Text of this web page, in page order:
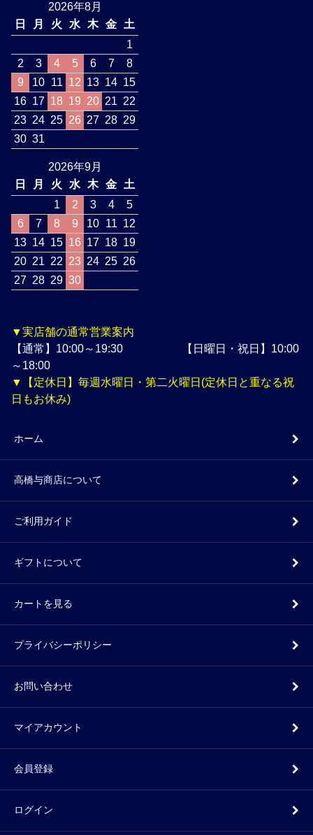
2026年8月
日
月 火 水 木 金
土
1
2
3 4 5 6 7
8
9
10 11 12 13 14 15
16 17 18 19 20 21 22
23 24 25 26 27 28 29
30 31
2026年9月
日
月 火 水 木 金
土
1
2 3 4
5
6
7 8 9 10 11 12
13 14 15 16 17 18 19
20 21 22 23 24 25 26
27 28 29 30
▼実店舗の通常営業案内
【通常】10:00～19:30 【日曜日・祝日】10:00
～18:00
▼【定休日】毎週水曜日・第二火曜日(定休日と重なる祝
日もお休み)
ホーム
高橋与商店について
ご利用ガイド
ギフトについて
カートを見る
プライバシーポリシー
お問い合わせ
マイアカウント
会員登録
ログイン